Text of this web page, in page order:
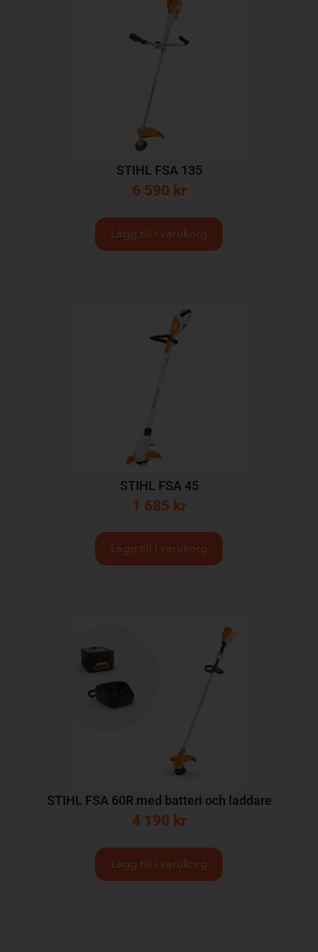
STIHL FSA 135
6 590 kr
Lägg till i varukorg
STIHL FSA 45
1 685 kr
Lägg till i varukorg
STIHL FSA 60R med batteri och laddare
4 190 kr
Lägg till i varukorg